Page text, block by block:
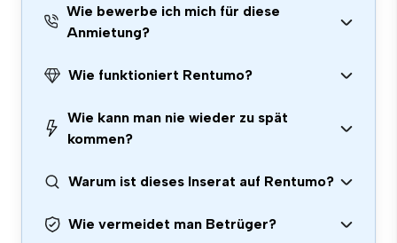
Wie bewerbe ich mich für diese
Anmietung?
Wie funktioniert Rentumo?
Wie kann man nie wieder zu spät
kommen?
Warum ist dieses Inserat auf Rentumo?
Wie vermeidet man Betrüger?